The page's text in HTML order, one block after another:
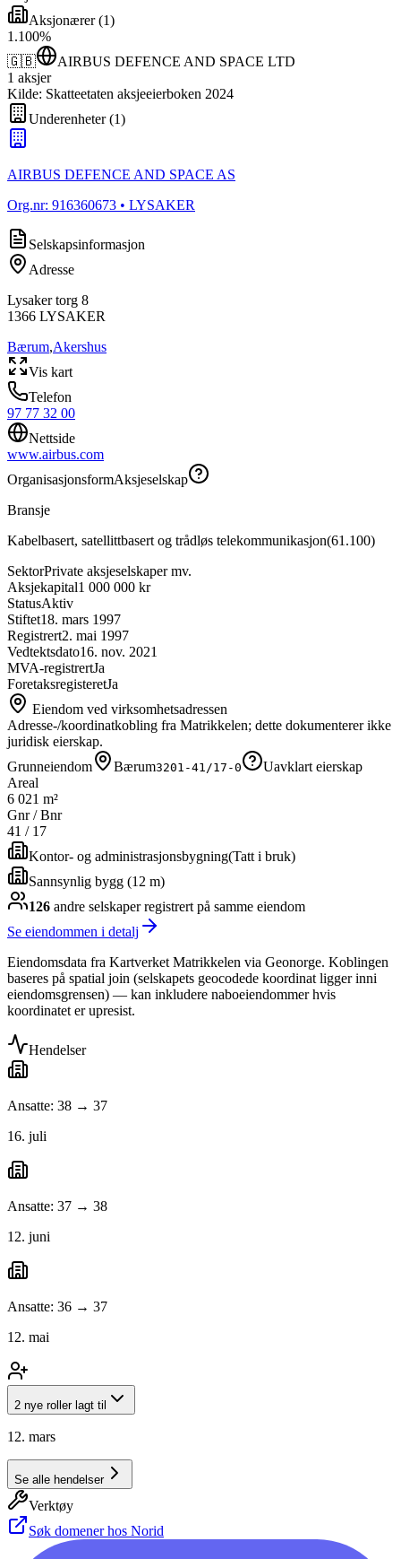
Aksjonærer(1)
1 .100%
🇬🇧
AIRBUS DEFENCE AND SPACE LTD
1 aksjer
Kilde: Skatteetaten aksjeeierboken 2024
Underenheter(1)
AIRBUS DEFENCE AND SPACE AS
Org.nr: 916360673 • LYSAKER
Selskapsinformasjon
Adresse
Lysaker torg 8
1366 LYSAKER
Bærum,Akershus
Vis kart
Telefon
97 77 32 00
Nettside
www.airbus.com
OrganisasjonsformAksjeselskap
Bransje
Kabelbasert, satellittbasert og trådløs telekommunikasjon(61.100)
SektorPrivate aksjeselskaper mv.
Aksjekapital1 000 000 kr
StatusAktiv
Stiftet18. mars 1997
Registrert2. mai 1997
Vedtektsdato16. nov. 2021
MVA-registrertJa
ForetaksregisteretJa
Eiendom ved virksomhetsadressen
Adresse-/koordinatkobling fra Matrikkelen; dette dokumenterer ikke
juridisk eierskap.
Grunneiendom
Bærum3201-41/17-0
Uavklart eierskap
Areal
6 021 m²
Gnr / Bnr
41 / 17
Kontor- og administrasjonsbygning(Tatt i bruk)
Sannsynlig bygg (12 m)
126 andre selskaperregistrert på samme eiendom
Se eiendommen i detalj
Eiendomsdata fra Kartverket Matrikkelen via Geonorge. Koblingen
baseres på spatial join (selskapets geocodede koordinat ligger inni
eiendomsgrensen) — kan inkludere naboeiendommer hvis
koordinatet er upresist.
Hendelser
Ansatte: 38 → 37
16. juli
Ansatte: 37 → 38
12. juni
Ansatte: 36 → 37
12. mai
2 nye roller lagt til
12. mars
Se alle hendelser
Verktøy
Søk domener hos Norid